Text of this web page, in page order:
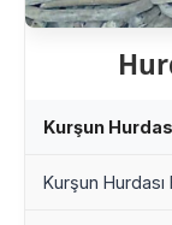
Kurşun
Kurşun Hurdası